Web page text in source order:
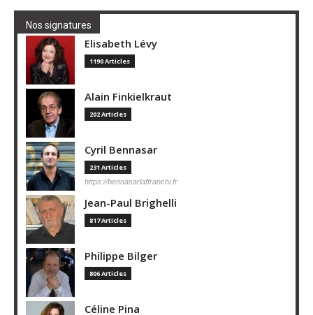
Nos signatures
Elisabeth Lévy
1190 Articles
Alain Finkielkraut
202 Articles
Cyril Bennasar
231 Articles
https://bennasarlaffranchi.fr
Jean-Paul Brighelli
817 Articles
Philippe Bilger
806 Articles
Céline Pina